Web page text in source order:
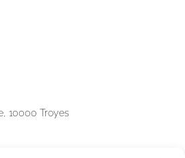
10000 Troyes